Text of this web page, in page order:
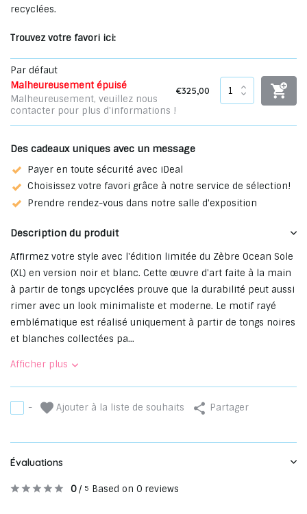
recyclées.
Trouvez votre favori ici:
Par défaut
Malheureusement épuisé
Malheureusement, veuillez nous
contacter pour plus d'informations !
€325,00
Des cadeaux uniques avec un message
Payer en toute sécurité avec iDeal
Choisissez votre favori grâce à notre service de sélection!
Prendre rendez-vous dans notre salle d'exposition
Description du produit
Affirmez votre style avec l'édition limitée du Zèbre Ocean Sole
(XL) en version noir et blanc. Cette œuvre d'art faite à la main
à partir de tongs upcyclées prouve que la durabilité peut aussi
rimer avec un look minimaliste et moderne. Le motif rayé
emblématique est réalisé uniquement à partir de tongs noires
et blanches collectées pa...
Afficher plus
- Ajouter à la liste de souhaits Partager
Évaluations
0/ 5 Based on 0 reviews